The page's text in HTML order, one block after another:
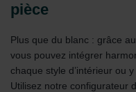
pièce
Plus que du blanc : grâce
vous pouvez intégrer
chaque style d’intérieur ou
Utilisez notre configurateur